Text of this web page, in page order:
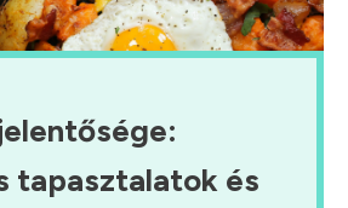
tapasztalatok és